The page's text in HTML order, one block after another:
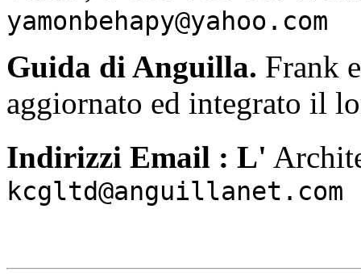
yamonbehapy@yahoo.com
Guida di Anguilla. Frank
aggiornato ed integrato il
Indirizzi Email : L'
kcgltd@anguillanet.com